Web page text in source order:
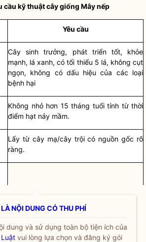
cầu kỹ thuật cây giống Mây nếp
Yêu cầu
Cây sinh trưởng, phát triển tốt, khỏe
mạnh, lá xanh, có tối thiểu 5 lá, không cụt
ngọn, không có dấu hiệu của các loại
bệnh hại
Không nhỏ hơn 15 tháng tuổi tính từ thời
điểm hạt nảy mầm.
Lấy từ cây mạ/cây trội có nguồn gốc rõ
ràng.
NỘI DUNG CÓ THU PHÍ
dung và sử dụng toàn bộ tiện ích của
vui lòng lựa chọn và đăng ký gói